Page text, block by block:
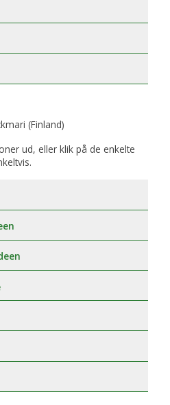
(Finland)
ud, eller klik på de enkelte